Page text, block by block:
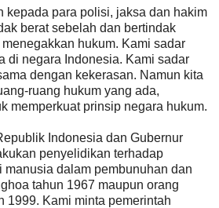
kepada para polisi, jaksa dan hakim
berat sebelah dan bertindak
hukum. Kami sadar
di negara Indonesia. Kami sadar
dengan kekerasan. Namun kita
ruang hukum yang ada,
memperkuat prinsip negara hukum.
Indonesia dan Gubernur
penyelidikan terhadap
manusia dalam pembunuhan dan
tahun 1967 maupun orang
1999. Kami minta pemerintah